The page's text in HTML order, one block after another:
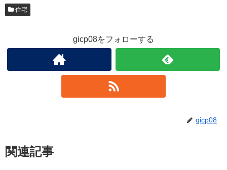
住宅
gicp08をフォローする
gicp08
関連記事